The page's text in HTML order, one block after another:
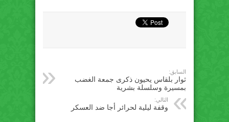
السابق:
ثوار بلقاس يحيون ذكرى جمعة الغضب
بمسيرة وسلسلة بشرية
التالي:
وقفة ليلية لحرائر أجا ضد العسكر